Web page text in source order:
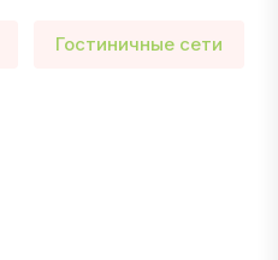
Гостиничные сети